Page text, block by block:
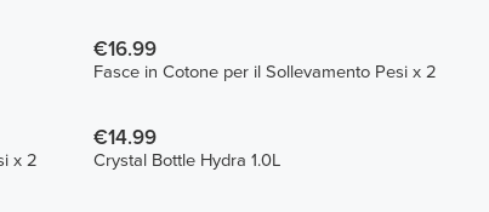
€16.99
Fasce in Cotone per il Sollevamento Pesi x 2
Fasce in Cotone per il Sollevamento Pesi x 2
€14.99
Crystal Bottle Hydra 1.0L